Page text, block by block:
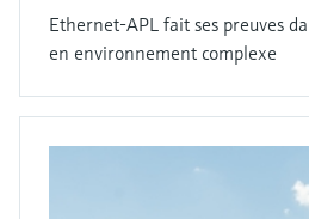
Ethernet-APL fait ses preuves
en environnement complexe